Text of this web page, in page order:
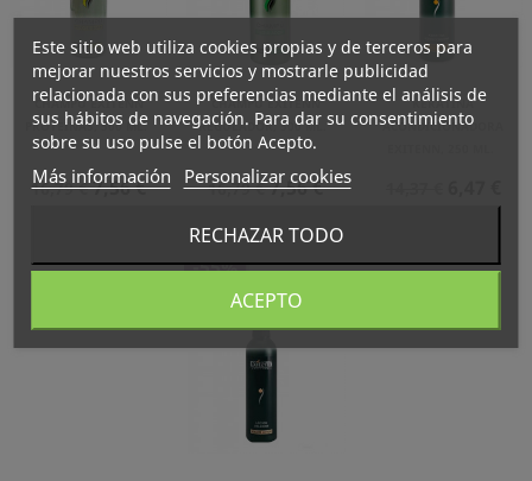
CHAMPÚ EXITENN
PROTEINAS, 500 ML.
Precio
16,79 €Precio
7,56 €
CHAMPÚ EXITENN
REGULADOR, 500 ML.
Precio
16,79 €Precio
7,56 €
KERATINA
ACONDICIONADORA
-55%
Este sitio web utiliza cookies propias y de terceros para
mejorar nuestros servicios y mostrarle publicidad
relacionada con sus preferencias mediante el análisis de
sus hábitos de navegación. Para dar su consentimiento
sobre su uso pulse el botón Acepto.
Más información Personalizar cookies
RECHAZAR TODO
ACEPTO